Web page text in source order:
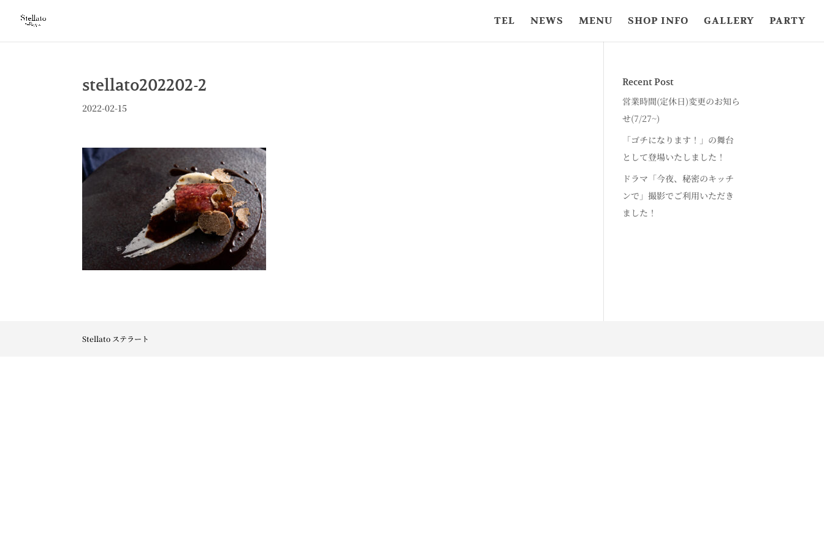
TEL NEWS MENU SHOP INFO GALLERY PARTY
stellato202202-2
2022-02-15
Recent Post
営業時間(定休日)変更のお知ら
せ(7/27~)
「ゴチになります！」の舞台
として登場いたしました！
ドラマ「今夜、秘密のキッチ
ンで」撮影でご利用いただき
ました！
Stellato ステラート